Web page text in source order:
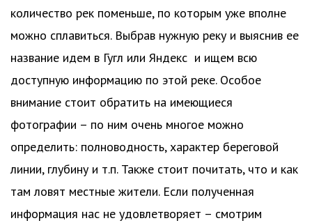
количество рек поменьше, по которым уже вполне
можно сплавиться. Выбрав нужную реку и выяснив ее
название идем в Гугл или Яндекс и ищем всю
доступную информацию по этой реке. Особое
внимание стоит обратить на имеющиеся
фотографии – по ним очень многое можно
определить: полноводность, характер береговой
линии, глубину и т.п. Также стоит почитать, что и как
там ловят местные жители. Если полученная
информация нас не удовлетворяет – смотрим